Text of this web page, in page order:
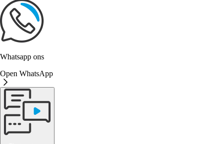
Whatsapp ons
Open WhatsApp